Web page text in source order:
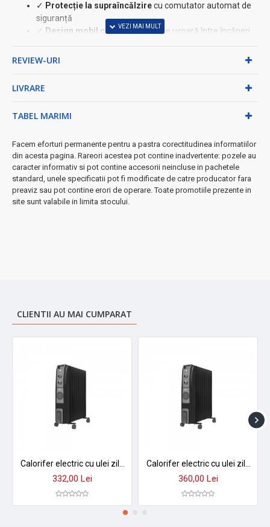
✓ Protecție la supraîncălzirecu comutator automat de
siguranță
✓ Design mobil cu roți- deplasare ușoară între încăperi
Specificații tehnice:
• Putere: 2500W
• Culoare: Negru elegant
★ Beneficii exclusive:
→ Funcționare silențioasă pentru confort maxim
→ Încălzire uniformă fără curenți de aer
→ Consum energetic controlat și eficient
REVIEW-URI
LIVRARE
TABEL MARIMI
Facem eforturi permanente pentru a pastra corectitudinea informatiilor
din acesta pagina. Rareori acestea pot contine inadvertente: pozele au
caracter informativ si pot contine accesorii neincluse in pachetele
standard, unele specificatii pot fi modificate de catre producator fara
preaviz sau pot contine erori de operare. Toate promotiile prezente in
site sunt valabile in limita stocului.
CLIENTII AU MAI CUMPARAT
332,00 Lei 360,00 Lei